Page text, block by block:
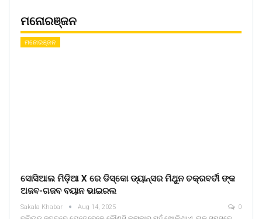
ମନୋରଞ୍ଜନ
ମନୋରଞ୍ଜନ
ସୋସିଆଲ ମିଡ଼ିଆ X ରେ ଡିସ୍କୋ ଡ୍ୟାନ୍ସର ମିଥୁନ ଚକ୍ରବର୍ତୀ ଙ୍କ
ଅଜବ-ଗଜବ ବୟାନ ଭାଇରଲ
Sakala Khabar Aug 14, 2025 0